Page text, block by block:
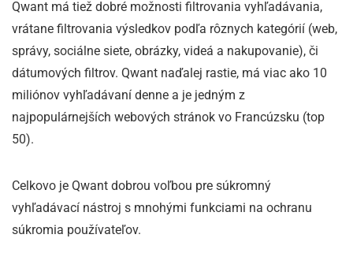
Qwant má tiež dobré možnosti filtrovania vyhľadávania,
vrátane filtrovania výsledkov podľa rôznych kategórií (web,
správy, sociálne siete, obrázky, videá a nakupovanie), či
dátumových filtrov. Qwant naďalej rastie, má viac ako 10
miliónov vyhľadávaní denne a je jedným z
najpopulárnejších webových stránok vo Francúzsku (top
50).
Celkovo je Qwant dobrou voľbou pre súkromný
vyhľadávací nástroj s mnohými funkciami na ochranu
súkromia používateľov.